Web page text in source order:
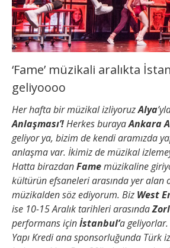
‘Fame’ müzikali aralıkta
geliyoooo
Her hafta bir müzikal izliyoruzAlya
Anlaşması’!Herkes burayaAnkara
geliyor ya, bizim de kendi aramızda
anlaşma var. İkimiz de müzikal
Hatta birazdanFamemüzikaline
kültürün efsaneleri arasında yer alan
müzikalden söz ediyorum. Biz West
ise 10-15 Aralık tarihleri arasında
performans içinİstanbul’a geliyorlar.
Yapı Kredi ana sponsorluğunda Türk